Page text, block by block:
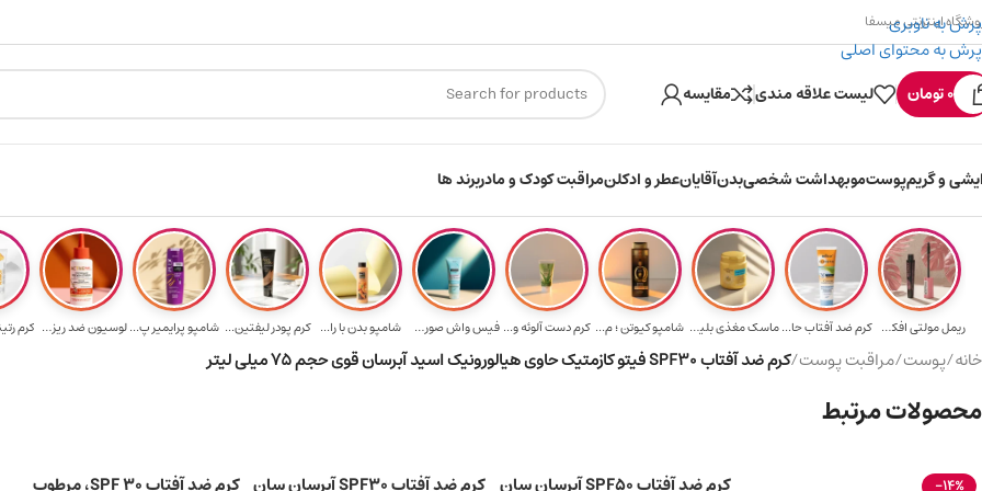
پرش به ناوبری
پرش به محتوای اصلی
هدیه برای خرید های بالای ۵ میلیون تومن ارسال رایگان برای خرید ۳.۵ میلیون به یالا ۳۰۰ میسکوین (۳۰ هزار تومن) هدیه خرید اول
اینترنتی میسفا
0تومان لیست علاقه مندی مقایسه
و گریمپوستموبهداشت شخصیبدنآقایانعطر و ادکلنمراقبت کودک و مادربرند ها
ریمل مولتی افکت... کرم ضد آفتاب حا... ماسک مغذی بلیتا... شامپو کیوتن ؛ م... کرم دست آلوئه و... فیس واش صورت آک... شامپو بدن با را... کرم پودر لیفتین... شامپو پرایمیر پ... لوسیون ضد ریزش ... کرم
خانه/پوست/مراقبت پوست/کرم ضد آفتاب SPF30 فیتو کازمتیک حاوی هیالورونیک اسید آبرسان قوی حجم 75 میلی لیتر
محصولات مرتبط
-14% کرم ضد آفتاب SPF50 آبرسان سان کرم ضد آفتاب SPF30 آبرسان سان کرم ضد آفتاب SPF 30، مرطوب